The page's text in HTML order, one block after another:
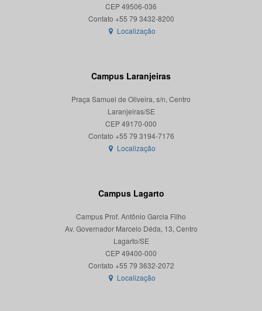
CEP 49506-036
Localização
Campus Laranjeiras
Praça Samuel de Oliveira, s/n, Centro
Laranjeiras/SE
CEP 49170-000
Localização
Campus Lagarto
Campus Prof. Antônio Garcia Filho
Av. Governador Marcelo Déda, 13, Centro
Lagarto/SE
CEP 49400-000
Localização